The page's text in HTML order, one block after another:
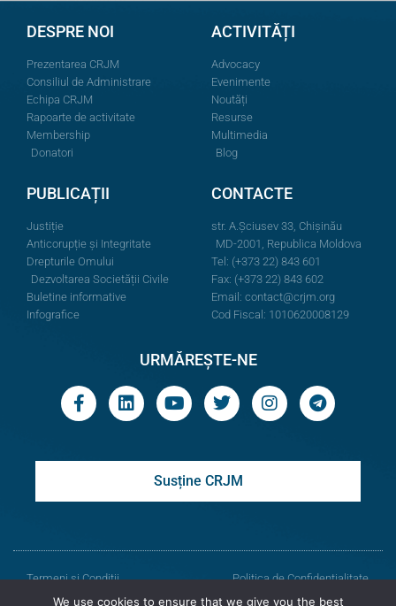
DESPRE NOI
Prezentarea CRJM
Consiliul de Administrare
Echipa CRJM
Rapoarte de activitate
Membership
Donatori
ACTIVITĂȚI
Advocacy
Evenimente
Noutăți
Resurse
Multimedia
Blog
PUBLICAȚII
Justiție
Anticorupție și Integritate
Drepturile Omului
Dezvoltarea Societății Civile
Buletine informative
Infografice
CONTACTE
str. A.Şciusev 33, Chișinău
MD-2001, Republica Moldova
Tel: (+373 22) 843 601
Fax: (+373 22) 843 602
Email: contact@crjm.org
Cod Fiscal: 1010620008129
URMĂREȘTE-NE
Susține CRJM
Termeni și Condiții
Politica de Confidențialitate
We use cookies to ensure that we give you the best